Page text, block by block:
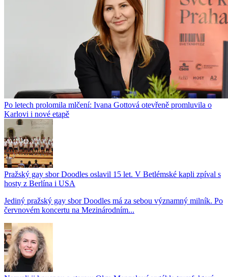
Po letech prolomila mlčení: Ivana Gottová otevřeně promluvila o
Karlovi i nové etapě
Pražský gay sbor Doodles oslavil 15 let. V Betlémské kapli zpíval s
hosty z Berlína i USA
Jediný pražský gay sbor Doodles má za sebou významný milník. Po
červnovém koncertu na Mezinárodním...